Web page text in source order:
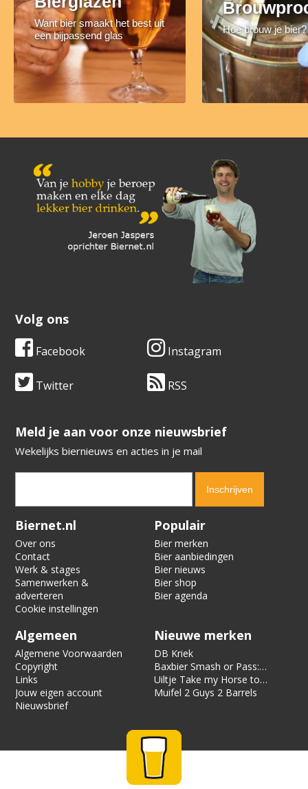
Want bier smaakt het best uit
een bijpassend glas
Hoe brouw je bier?
Volg ons
Facebook Instagram
Twitter RSS
​​​​​​​Meld je aan voor onze nieuwsbrief
Wekelijks biernieuws en acties in je mail
Verification code:
Biernet.nl
Over ons
Contact
Werk & stages
Samenwerken &
adverteren
Cookie instellingen
Populair
Bier merken
Bier aanbiedingen
Bier nieuws
Bier shop
Bier agenda
Algemeen
Algemene Voorwaarden
Copyright
Links
Jouw eigen account
Nieuwsbrief
Nieuwe merken
DB Kriek
Baxbier Smash or Pass:
Strata
Uiltje Take my Horse to
the Hotel Room
Muifel 2 Guys 2 Barrels